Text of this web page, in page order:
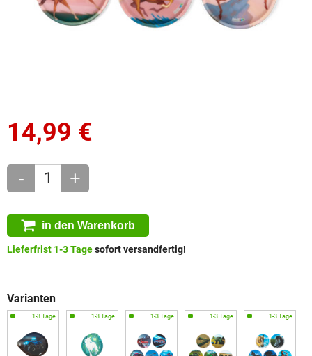
14,99 €
- +
in den Warenkorb
Lieferfrist 1-3 Tagesofort versandfertig!
Varianten